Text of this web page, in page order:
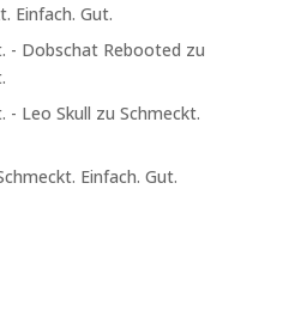
Einfach. Gut.
- Dobschat Rebooted zu
- Leo Skull zu Schmeckt.
Einfach. Gut.